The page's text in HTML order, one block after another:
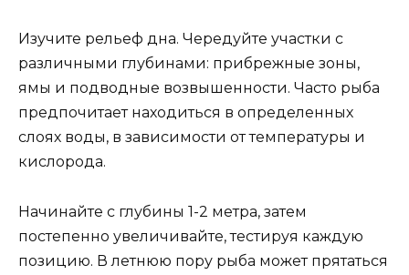
Изучите рельеф дна. Чередуйте участки с
различными глубинами: прибрежные зоны,
ямы и подводные возвышенности. Часто рыба
предпочитает находиться в определенных
слоях воды, в зависимости от температуры и
кислорода.
Начинайте с глубины 1-2 метра, затем
постепенно увеличивайте, тестируя каждую
позицию. В летнюю пору рыба может прятаться